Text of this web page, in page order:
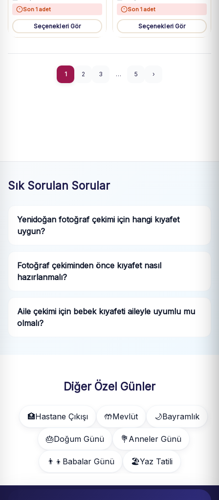
Son 1 adet
Seçenekleri Gör
Son 1 adet
Seçenekleri Gör
1 2 3 … 5 ›
Sık Sorulan Sorular
Yenidoğan fotoğraf çekimi için hangi kıyafet
uygun?
Fotoğraf çekiminden önce kıyafet nasıl
hazırlanmalı?
Aile çekimi için bebek kıyafeti aileyle uyumlu mu
olmalı?
Diğer Özel Günler
🏥Hastane Çıkışı 🤲Mevlüt 🌙Bayramlık
🎂Doğum Günü 💐 Anneler Günü
👨‍👦 Babalar Günü 🏖️Yaz Tatili